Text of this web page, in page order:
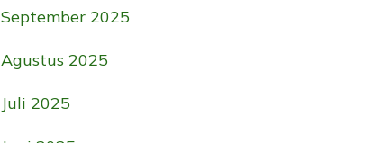
September 2025
Agustus 2025
Juli 2025